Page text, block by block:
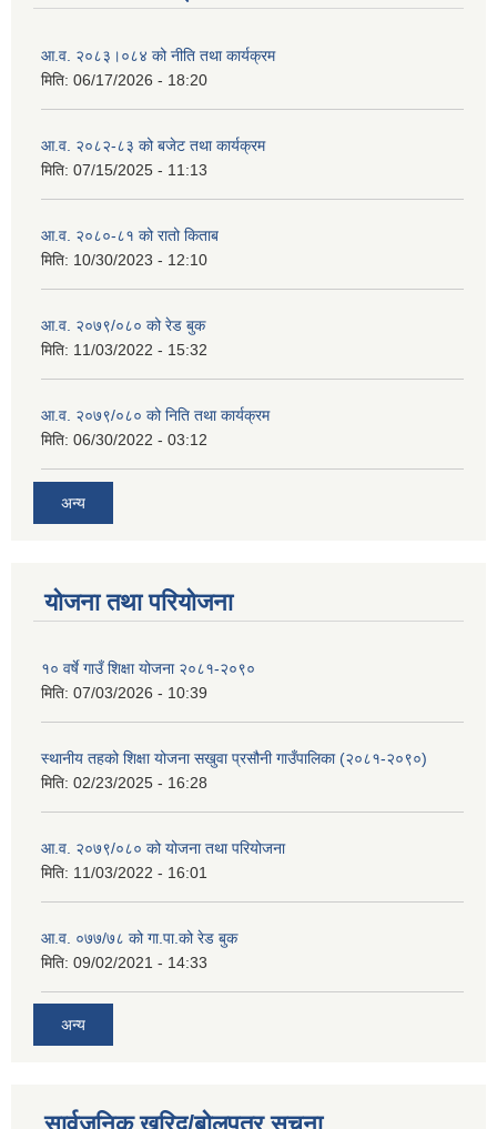
आ.व. २०८३।०८४ को नीति तथा कार्यक्रम
मिति: 06/17/2026 - 18:20
आ.व. २०८२-८३ को बजेट तथा कार्यक्रम
मिति: 07/15/2025 - 11:13
आ.व. २०८०-८१ को रातो किताब
मिति: 10/30/2023 - 12:10
आ.व. २०७९/०८० को रेड बुक
मिति: 11/03/2022 - 15:32
आ.व. २०७९/०८० को निति तथा कार्यक्रम
मिति: 06/30/2022 - 03:12
अन्य
योजना तथा परियोजना
१० वर्षे गाउँ शिक्षा योजना २०८१-२०९०
मिति: 07/03/2026 - 10:39
स्थानीय तहको शिक्षा योजना सखुवा प्रसौनी गाउँपालिका (२०८१-२०९०)
मिति: 02/23/2025 - 16:28
आ.व. २०७९/०८० को योजना तथा परियोजना
मिति: 11/03/2022 - 16:01
आ.व. ०७७/७८ को गा.पा.को रेड बुक
मिति: 09/02/2021 - 14:33
अन्य